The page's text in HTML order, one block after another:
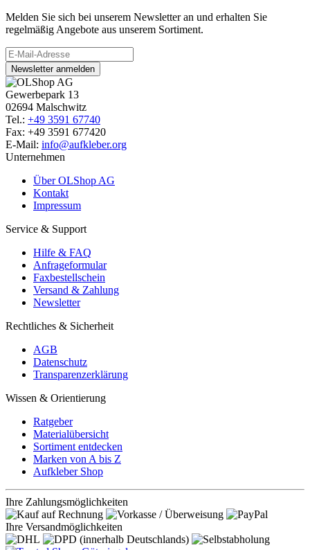
Melden Sie sich bei unserem Newsletter an und erhalten Sie
regelmäßig Angebote aus unserem Sortiment.
Newsletter anmelden
Gewerbepark 13
02694 Malschwitz
Tel.: +49 3591 67740
Fax: +49 3591 677420
E-Mail: info@aufkleber.org
Unternehmen
Über OLShop AG
Kontakt
Impressum
Service & Support
Hilfe & FAQ
Anfrageformular
Faxbestellschein
Versand & Zahlung
Newsletter
Rechtliches & Sicherheit
AGB
Datenschutz
Transparenzerklärung
Wissen & Orientierung
Ratgeber
Materialübersicht
Sortiment entdecken
Marken von A bis Z
Aufkleber Shop
Ihre Zahlungsmöglichkeiten
Ihre Versandmöglichkeiten